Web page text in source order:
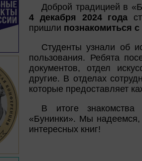
Доброй традицией в
4 декабря 2024 года
пришли познакомиться
Студенты узнали об
пользования. Ребята
документов, отдел
другие. В отделах
которые предоставляет
В итоге знакомства
«Бунинки». Мы
интересных книг!